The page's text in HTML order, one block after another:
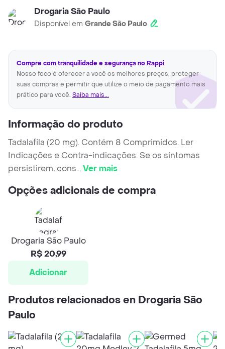
Drogaria São Paulo
Disponível em Grande São Paulo
Compre com tranquilidade e segurança no Rappi
Nosso foco é oferecer a você os melhores preços, proteger
suas compras e permitir que utilize o meio de pagamento mais
prático para você. Saiba mais...
Informação do produto
Tadalafila (20 mg). Contém 8 Comprimidos. Ler
Indicações e Contra-indicações. Se os sintomas
persistirem, cons...Ver mais
Opções adicionais de compra
Drogaria São Paulo
R$ 20,99
Adicionar
Produtos relacionados en Drogaria São
Paulo